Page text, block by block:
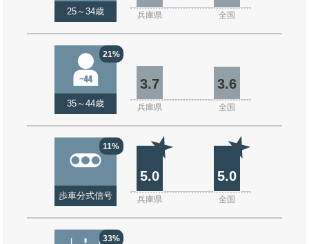
25～34歳 兵庫県 全国
21%
35～44歳
3.7 3.6
兵庫県 全国
11%
歩車分式信号
5.0 5.0
兵庫県 全国
33%